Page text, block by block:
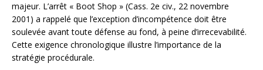
majeur. L’arrêt « Boot Shop » (Cass. 2e civ., 22 novembre
2001) a rappelé que l’exception d’incompétence doit être
soulevée avant toute défense au fond, à peine d’irrecevabilité.
Cette exigence chronologique illustre l’importance de la
stratégie procédurale.